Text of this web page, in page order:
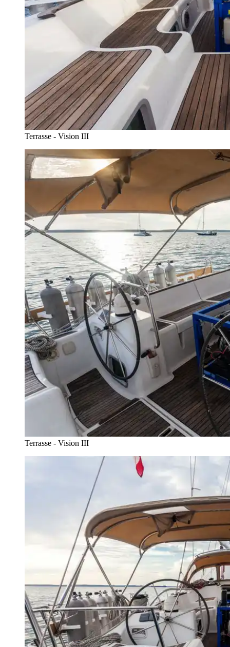
Terrasse - Vision III
Terrasse - Vision III